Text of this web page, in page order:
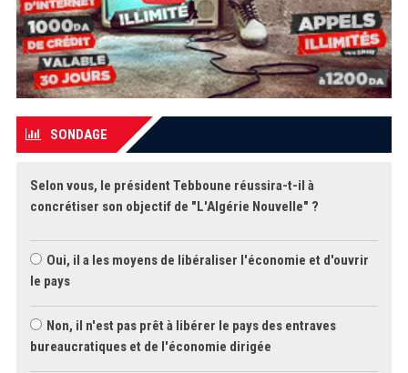
SONDAGE
Selon vous, le président Tebboune réussira-t-il à
concrétiser son objectif de "L'Algérie Nouvelle" ?
Oui, il a les moyens de libéraliser l'économie et d'ouvrir
le pays
Non, il n'est pas prêt à libérer le pays des entraves
bureaucratiques et de l'économie dirigée